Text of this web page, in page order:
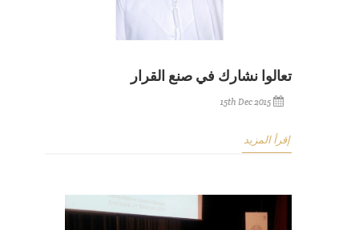
تعالوا نشارك في صنع القرار
15th Dec 2015
إقرأ المزيد